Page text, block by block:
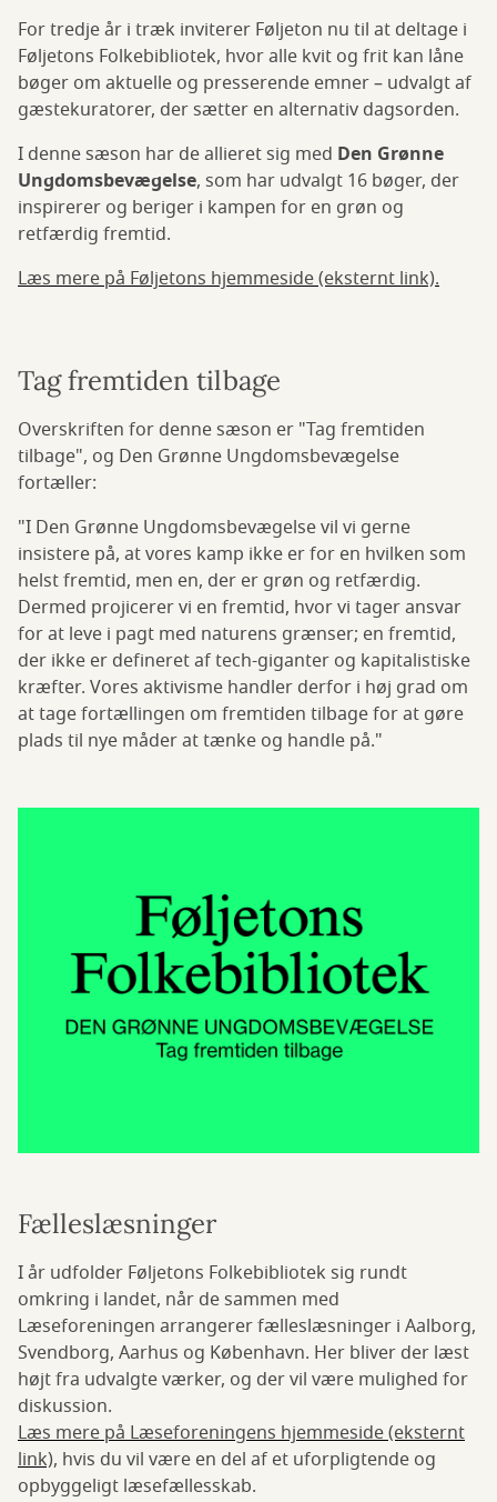
For tredje år i træk inviterer Føljeton nu til at deltage i
Føljetons Folkebibliotek, hvor alle kvit og frit kan låne
bøger om aktuelle og presserende emner – udvalgt af
gæstekuratorer, der sætter en alternativ dagsorden.
I denne sæson har de allieret sig med Den Grønne
Ungdomsbevægelse, som har udvalgt 16 bøger, der
inspirerer og beriger i kampen for en grøn og
retfærdig fremtid.
Læs mere på Føljetons hjemmeside (eksternt link).
Tag fremtiden tilbage
Overskriften for denne sæson er "Tag fremtiden
tilbage", og Den Grønne Ungdomsbevægelse
fortæller:
"I Den Grønne Ungdomsbevægelse vil vi gerne
insistere på, at vores kamp ikke er for en hvilken som
helst fremtid, men en, der er grøn og retfærdig.
Dermed projicerer vi en fremtid, hvor vi tager ansvar
for at leve i pagt med naturens grænser; en fremtid,
der ikke er defineret af tech-giganter og kapitalistiske
kræfter. Vores aktivisme handler derfor i høj grad om
at tage fortællingen om fremtiden tilbage for at gøre
plads til nye måder at tænke og handle på."
Fælleslæsninger
I år udfolder Føljetons Folkebibliotek sig rundt
omkring i landet, når de sammen med
Læseforeningen arrangerer fælleslæsninger i Aalborg,
Svendborg, Aarhus og København. Her bliver der læst
højt fra udvalgte værker, og der vil være mulighed for
diskussion.
Læs mere på Læseforeningens hjemmeside (eksternt
link), hvis du vil være en del af et uforpligtende og
opbyggeligt læsefællesskab.